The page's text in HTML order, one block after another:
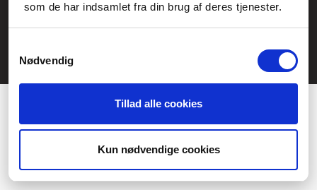
som de har indsamlet fra din brug af deres tjenester.
Nødvendig
Tillad alle cookies
Kun nødvendige cookies
Ångra köp
Skapa klagomål